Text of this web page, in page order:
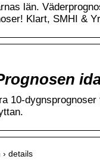
län.
Klart, SMHI &
10-
details